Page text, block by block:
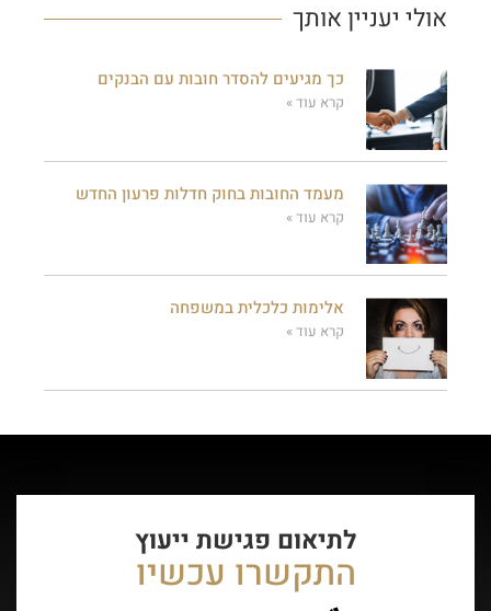
אולי יעניין אותך
כך מגיעים להסדר חובות עם הבנקים
קרא עוד »
מעמד החובות בחוק חדלות פרעון החדש
קרא עוד »
אלימות כלכלית במשפחה
קרא עוד »
לתיאום פגישת ייעוץ
התקשרו עכשיו